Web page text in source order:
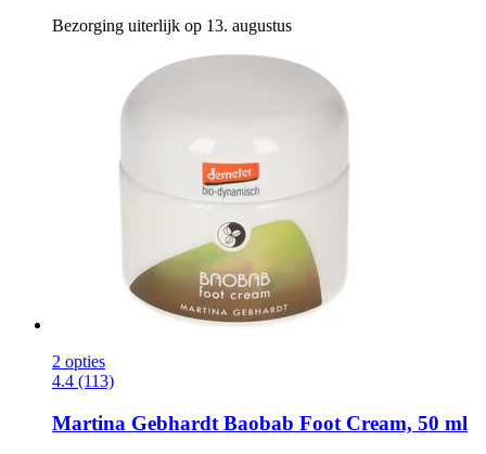
Bezorging uiterlijk op 13. augustus
2 opties
4.4 (113)
Martina Gebhardt Baobab Foot Cream, 50 ml